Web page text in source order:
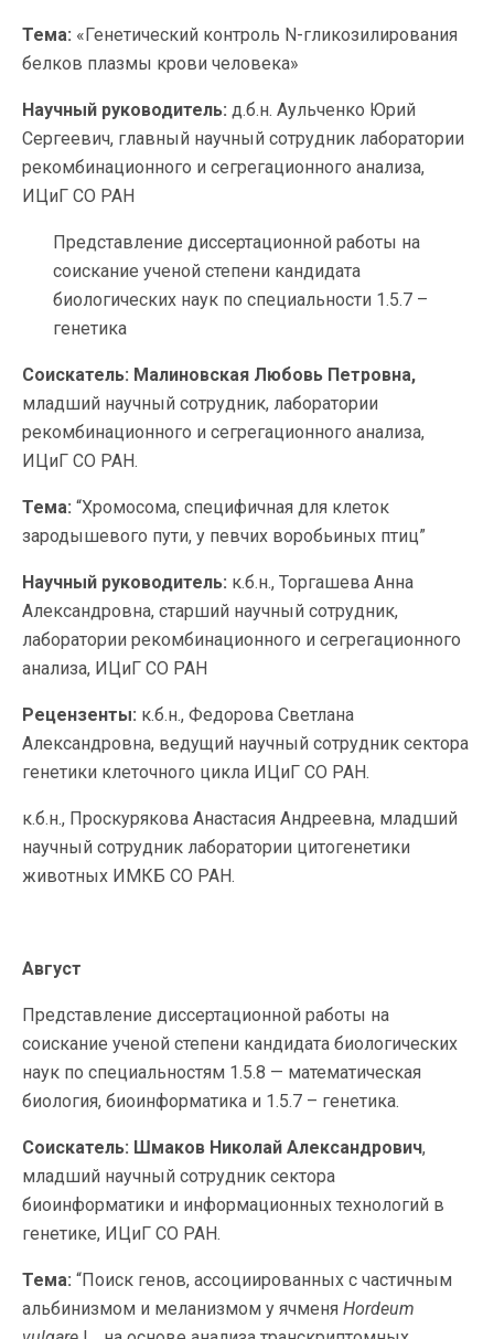
Тема: «Генетический контроль N-гликозилирования
белков плазмы крови человека»
Научный руководитель: д.б.н. Аульченко Юрий
Сергеевич, главный научный сотрудник лаборатории
рекомбинационного и сегрегационного анализа,
ИЦиГ СО РАН
Представление диссертационной работы на
соискание ученой степени кандидата
биологических наук по специальности 1.5.7 –
генетика
Соискатель: Малиновская Любовь Петровна,
младший научный сотрудник, лаборатории
рекомбинационного и сегрегационного анализа,
ИЦиГ СО РАН.
Тема: “Хромосома, специфичная для клеток
зародышевого пути, у певчих воробьиных птиц”
Научный руководитель: к.б.н., Торгашева Анна
Александровна, старший научный сотрудник,
лаборатории рекомбинационного и сегрегационного
анализа, ИЦиГ СО РАН
Рецензенты: к.б.н., Федорова Светлана
Александровна, ведущий научный сотрудник сектора
генетики клеточного цикла ИЦиГ СО РАН.
к.б.н., Проскурякова Анастасия Андреевна, младший
научный сотрудник лаборатории цитогенетики
животных ИМКБ СО РАН.
Август
Представление диссертационной работы на
соискание ученой степени кандидата биологических
наук по специальностям 1.5.8 — математическая
биология, биоинформатика и 1.5.7 – генетика.
Соискатель: Шмаков Николай Александрович,
младший научный сотрудник сектора
биоинформатики и информационных технологий в
генетике, ИЦиГ СО РАН.
Тема: “Поиск генов, ассоциированных с частичным
альбинизмом и меланизмом у ячменя Hordeum